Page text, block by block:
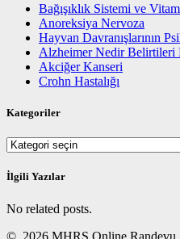
Bağışıklık Sistemi ve
Anoreksiya Nervoza
Hayvan Davranışlarının
Alzheimer Nedir Belirtileri
Akciğer Kanseri
Crohn Hastalığı
Kategoriler
Kategoriler
İlgili Yazılar
No related posts.
© 2026 MHRS Online Randevu.